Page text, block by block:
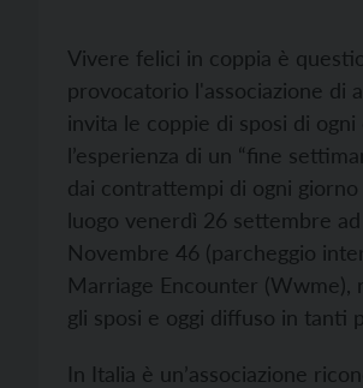
Vivere felici in coppia è
provocatorio l'associazione di
invita le coppie di sposi di
l’esperienza di un “fine
dai contrattempi di ogni
luogo venerdì 26 settembre
Novembre 46 (parcheggio
Marriage Encounter (Wwme),
gli sposi e oggi diffuso in tanti
In Italia è un’associazione